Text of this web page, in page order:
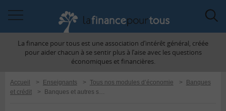
àLa finance pour tous est une association d’intérêt général, créée
pour aider chacun à se sentir plus à l’aise avec les questions
économiques et financières.
Accueil > Enseignants > Tous nos modules d’économie >
Banques
et crédit
> Banques et autres sociétés de crédit